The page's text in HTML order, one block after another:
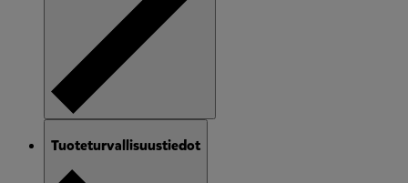
Tuoteturvallisuustiedot